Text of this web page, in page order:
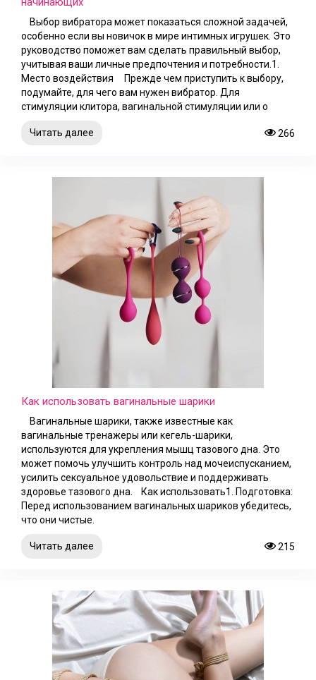
Выбор вибратора может показаться сложной задачей,
особенно если вы новичок в мире интимных игрушек. Это
руководство поможет вам сделать правильный выбор,
учитывая ваши личные предпочтения и потребности.1.
Место воздействия Прежде чем приступить к выбору,
подумайте, для чего вам нужен вибратор. Для
стимуляции клитора, вагинальной стимуляции или о
Читать далее 266
Как использовать вагинальные шарики
Вагинальные шарики, также известные как
вагинальные тренажеры или кегель-шарики,
используются для укрепления мышц тазового дна. Это
может помочь улучшить контроль над мочеиспусканием,
усилить сексуальное удовольствие и поддерживать
здоровье тазового дна. Как использовать1. Подготовка:
Перед использованием вагинальных шариков убедитесь,
что они чистые.
Читать далее 215